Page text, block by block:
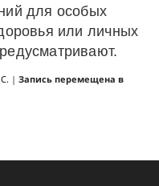
для особых
или личных
| Запись перемещена в